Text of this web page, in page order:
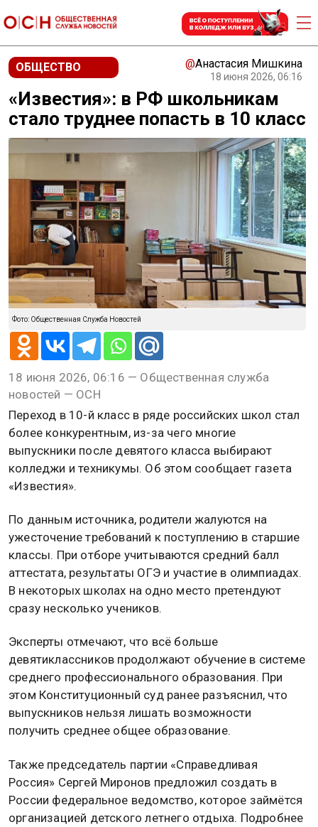
ОБЩЕСТВО @Анастасия Мишкина
18 июня 2026, 06:16
«Известия»: в РФ школьникам
стало труднее попасть в 10 класс
Фото: Общественная Служба Новостей
18 июня 2026, 06:16 — Общественная служба
новостей — ОСН
Переход в 10-й класс в ряде российских школ стал
более конкурентным, из-за чего многие
выпускники после девятого класса выбирают
колледжи и техникумы. Об этом сообщает газета
«Известия».
По данным источника, родители жалуются на
ужесточение требований к поступлению в старшие
классы. При отборе учитываются средний балл
аттестата, результаты ОГЭ и участие в олимпиадах.
В некоторых школах на одно место претендуют
сразу несколько учеников.
Эксперты отмечают, что всё больше
девятиклассников продолжают обучение в системе
среднего профессионального образования. При
этом Конституционный суд ранее разъяснил, что
выпускников нельзя лишать возможности
получить среднее общее образование.
Также председатель партии «Справедливая
Россия» Сергей Миронов предложил создать в
России федеральное ведомство, которое займётся
организацией детского летнего отдыха. Подробнее